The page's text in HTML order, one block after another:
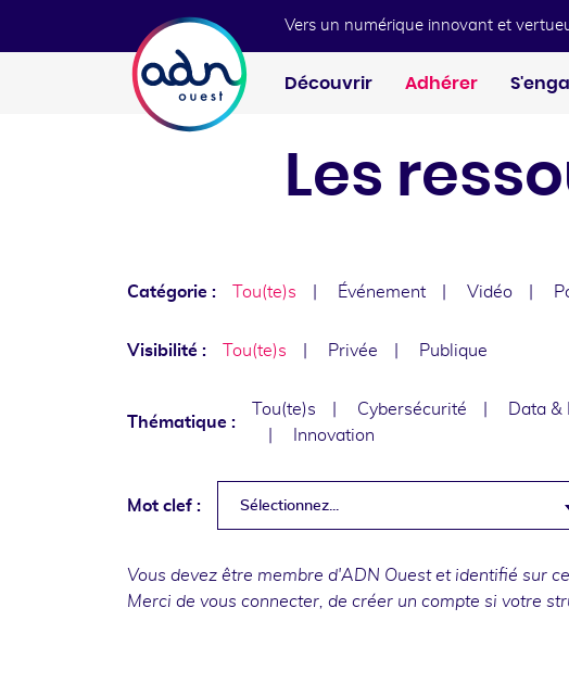
Vers un numérique innovant et
Découvrir Adhérer
Les
Catégorie : Tou(te)s Événement Vidéo
Visibilité : Tou(te)s Privée Publique
Thématique :
Tou(te)s Cybersécurité Data &
Innovation
Mot clef : Sélectionnez...
Vous devez être membre d'ADN Ouest et identifié sur
Merci de vous connecter, de créer un compte si votre